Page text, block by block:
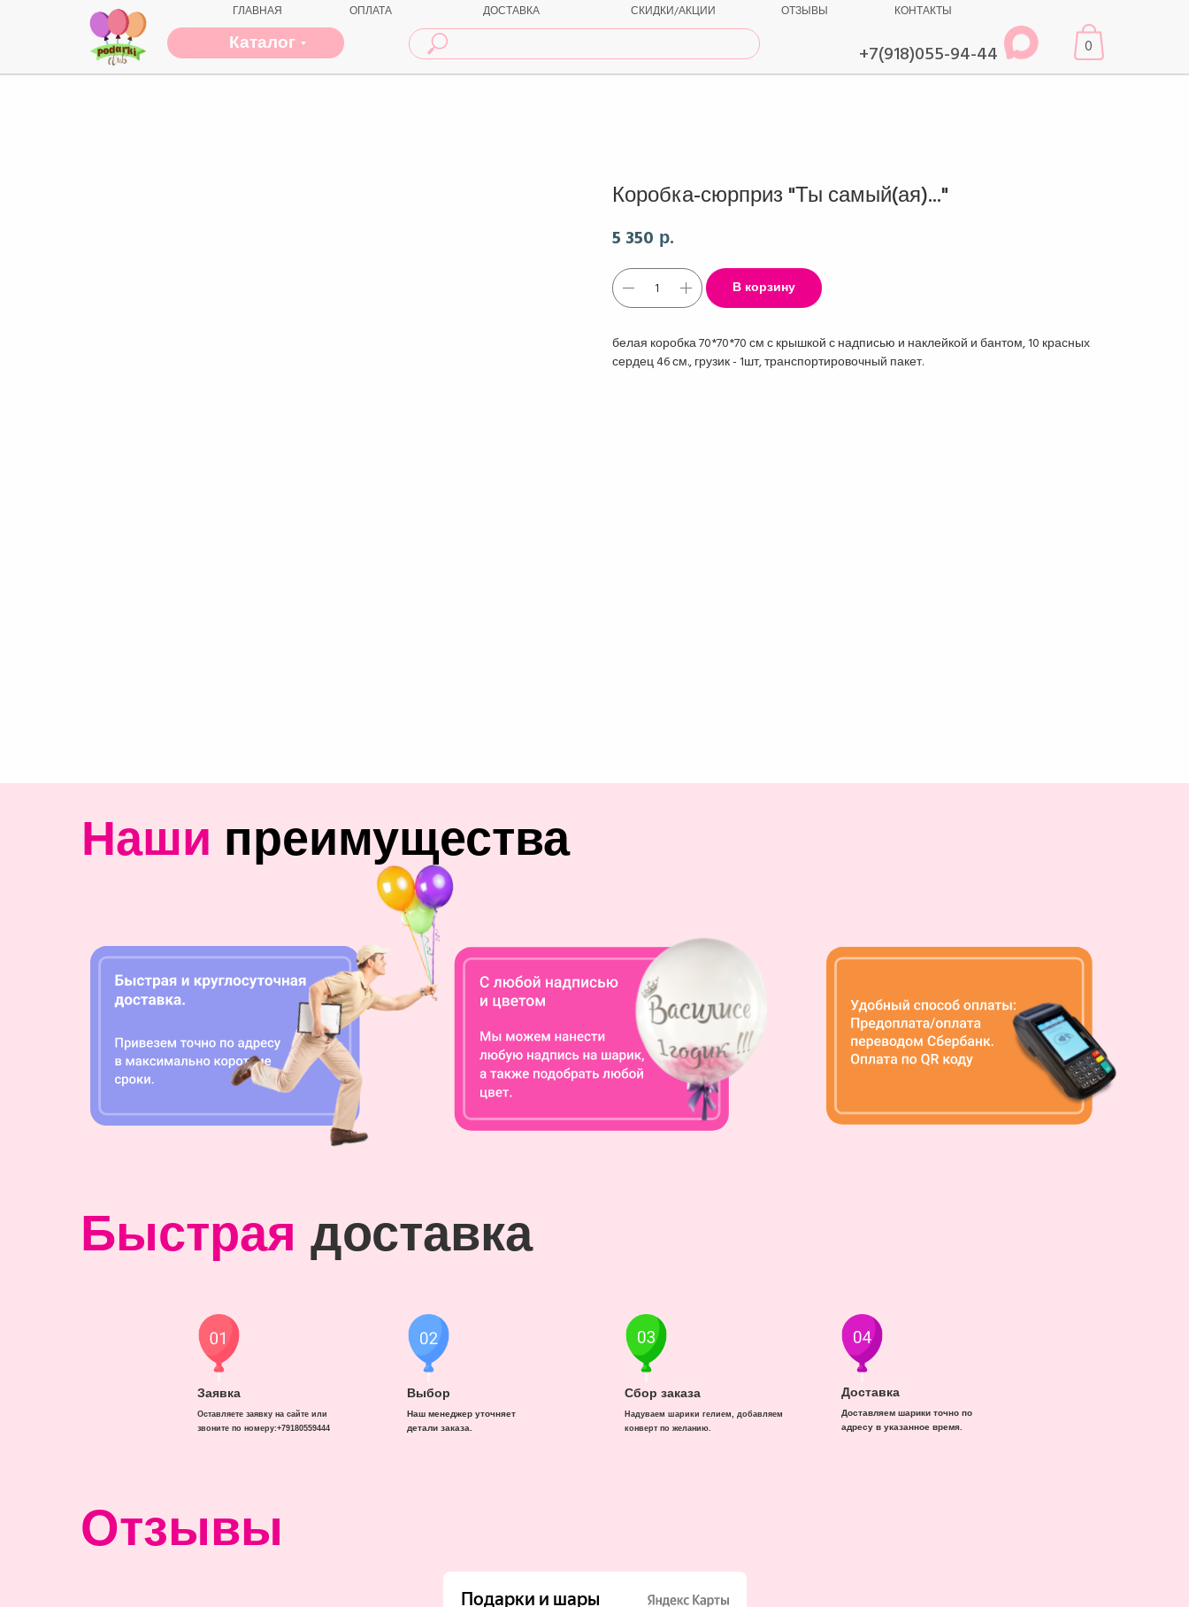
+7(918)055-94-44
ОПЛАТА
ГЛАВНАЯ СКИДКИ/АКЦИИ
ДОСТАВКА ОТЗЫВЫ КОНТАКТЫ
0
Каталог
Коробка-сюрприз "Ты самый(ая)..."
5 350 р.
В корзину
белая коробка 70*70*70 см с крышкой с надписью и наклейкой и бантом, 10 красных
сердец 46 см., грузик - 1шт, транспортировочный пакет.
Наши преимущества
Доставка
Доставляем шарики точно по
адресу в указанное время.
Быстрая доставка
Сбор заказа
Надуваем шарики гелием, добавляем
конверт по желанию.
Заявка
Оставляете заявку на сайте или
звоните по номеру:+79180559444
Выбор
Наш менеджер уточняет
детали заказа.
Отзывы